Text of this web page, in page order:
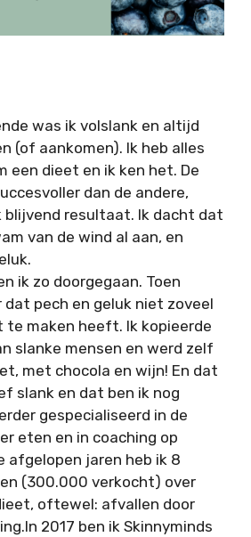
was ik volslank en altijd
(of aankomen). Ik heb alles
een dieet en ik ken het. De
dan de andere,
blijvend resultaat. Ik dacht dat
van de wind al aan, en
ik zo doorgegaan. Toen
pech en geluk niet zoveel
maken heeft. Ik kopieerde
slanke mensen en werd zelf
met chocola en wijn! En dat
slank en dat ben ik nog
gespecialiseerd in de
eten en in coaching op
afgelopen jaren heb ik 8
(300.000 verkocht) over
oftewel: afvallen door
2017 ben ik Skinnyminds